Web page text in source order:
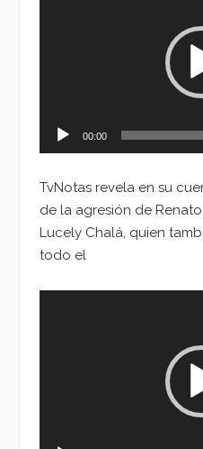
00:00
TvNotas revela en su
de la agresión de
Lucely Chalá, quien
todo el